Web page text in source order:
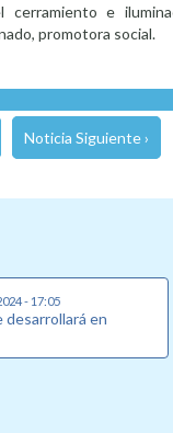
cerramiento e
promotora social.
Noticia Siguiente ›
- 17:05
desarrollará en